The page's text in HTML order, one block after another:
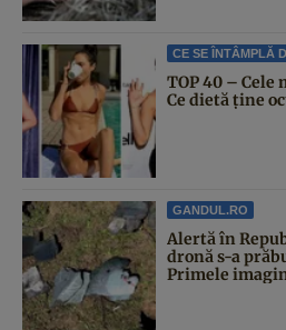
CE SE ÎNTÂMPLĂ
TOP 40 – Cele
Ce dietă ține
GANDUL.RO
Alertă în
dronă s-a
Primele